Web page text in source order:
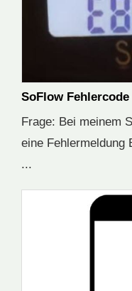
SoFlow Fehlercode
Frage: Bei meinem
eine Fehlermeldung
...